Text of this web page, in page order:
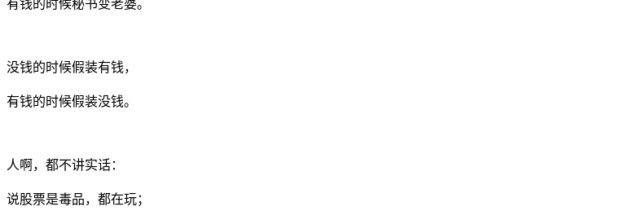
有钱的时候秘书变老婆。
没钱的时候假装有钱，
有钱的时候假装没钱。
人啊，都不讲实话：
说股票是毒品，都在玩；